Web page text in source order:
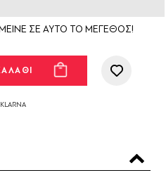
ΣΕ ΑΥΤΟ ΤΟ ΜΕΓΕΘΟΣ!
KLARNA